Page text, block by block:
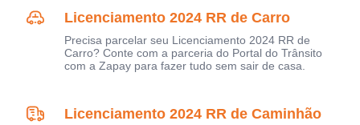
Licenciamento 2024 RR de Carro
Precisa parcelar seu Licenciamento 2024 RR de
Carro? Conte com a parceria do Portal do Trânsito
com a Zapay para fazer tudo sem sair de casa.
Licenciamento 2024 RR de Caminhão